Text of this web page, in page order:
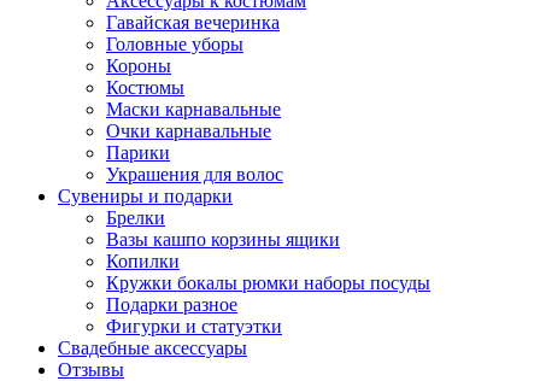
Гавайская вечеринка
Головные уборы
Короны
Костюмы
Маски карнавальные
Очки карнавальные
Парики
Украшения для волос
Сувениры и подарки
Брелки
Вазы кашпо корзины ящики
Копилки
Кружки бокалы рюмки наборы посуды
Подарки разное
Фигурки и статуэтки
Свадебные аксессуары
Отзывы